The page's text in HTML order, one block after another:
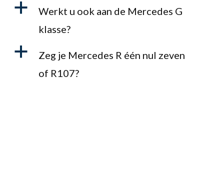
a
Werkt u ook aan de Mercedes G
klasse?
a
Zeg je Mercedes R één nul zeven
of R107?